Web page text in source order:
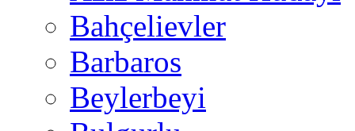
Bahçelievler
Barbaros
Beylerbeyi